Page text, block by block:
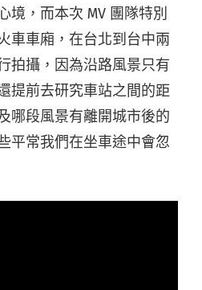
境，而本次 MV 團隊特別
車車廂，在台北到台中兩
拍攝，因為沿路風景只有
提前去研究車站之間的距
哪段風景有離開城市後的
平常我們在坐車途中會忽